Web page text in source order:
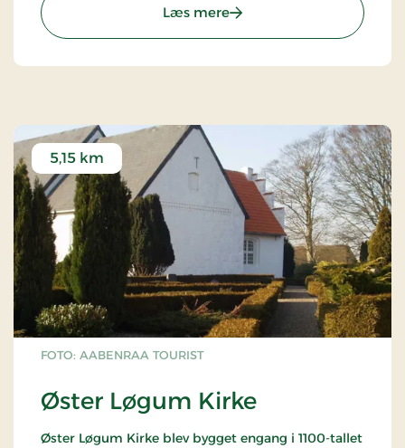
Læs mere: Kongehøj
FOTO: AABENRAA TOURIST
Øster Løgum Kirke
5,15 km
Øster Løgum Kirke blev bygget engang i 1100-tallet